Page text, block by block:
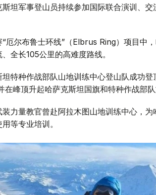
化
全长105公里的高难度路线。
在峰顶升起哈萨克斯坦国旗和特种作战部
用等专业培训。